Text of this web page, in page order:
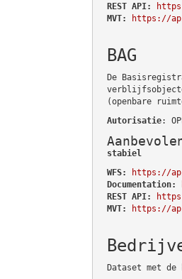
REST API:
MVT:
https://
BAG
De
(openbare
Autorisatie:
stabiel
WFS:
https://
Documentation:
REST API:
MVT:
https://
Dataset met de